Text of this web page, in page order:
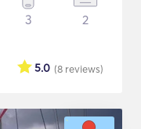
3 2
(8 reviews)
5.0